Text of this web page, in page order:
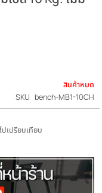
ดัมเบล 10 Kg. ไ
สิน
SKU bench-